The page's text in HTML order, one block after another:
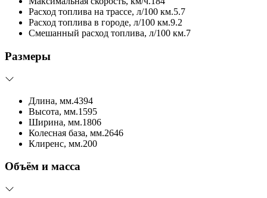
Расход топлива на трассе, л/100 км.5.7
Расход топлива в городе, л/100 км.9.2
Смешанный расход топлива, л/100 км.7
Размеры
Длина, мм.4394
Высота, мм.1595
Ширина, мм.1806
Колесная база, мм.2646
Клиренс, мм.200
Объём и масса